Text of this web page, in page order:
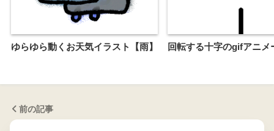
ゆらゆら動くお天気イラスト【雨】 回転する十字のgifアニメ
前の記事